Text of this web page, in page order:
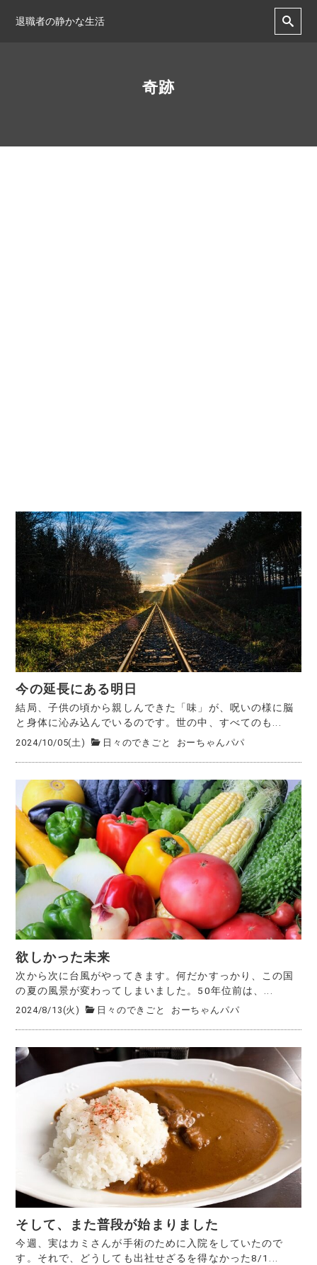
退職者の静かな生活
奇跡
今の延長にある明日
結局、子供の頃から親しんできた「味」が、呪いの様に脳
と身体に沁み込んでいるのです。世の中、すべてのも...
2024/10/05(土) 日々のできごと おーちゃんパパ
欲しかった未来
次から次に台風がやってきます。何だかすっかり、この国
の夏の風景が変わってしまいました。50年位前は、...
2024/8/13(火) 日々のできごと おーちゃんパパ
そして、また普段が始まりました
今週、実はカミさんが手術のために入院をしていたので
す。それで、どうしても出社せざるを得なかった8/1...